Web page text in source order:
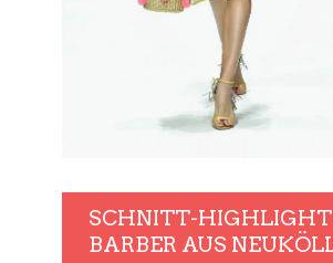
SCHNITT-HIGHLIGHT
BARBER AUS